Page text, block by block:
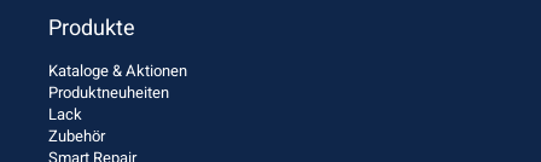
Produkte
Kataloge & Aktionen
Produktneuheiten
Lack
Zubehör